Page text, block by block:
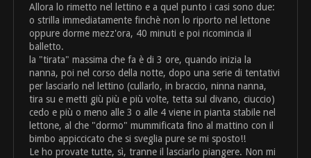
Allora lo rimetto nel lettino e a quel punto i casi sono due:
o strilla immediatamente finchè non lo riporto nel lettone
oppure dorme mezz'ora, 40 minuti e poi ricomincia il
balletto.
la "tirata" massima che fa è di 3 ore, quando inizia la
nanna, poi nel corso della notte, dopo una serie di tentativi
per lasciarlo nel lettino (cullarlo, in braccio, ninna nanna,
tira su e metti giù più e più volte, tetta sul divano, ciuccio)
cedo e più o meno alle 3 o alle 4 viene in pianta stabile nel
lettone, al che "dormo" mummificata fino al mattino con il
bimbo appiccicato che si sveglia pure se mi sposto!!
Le ho provate tutte, sì, tranne il lasciarlo piangere. Non mi